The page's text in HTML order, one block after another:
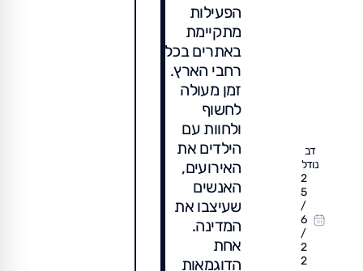
דב
נודל
2
5
/
6
/
2
2
הפעילות
מתקיימת
באתרים בכל
רחבי הארץ.
זמן מעולה
לחשוף
ולחוות עם
הילדים את
האירועים,
האנשים
שעיצבו את
המדינה.
אחת
הדוגמאות